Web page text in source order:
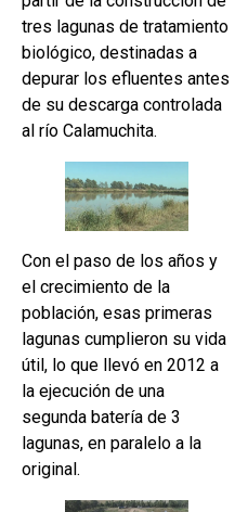
tres lagunas de tratamiento
biológico, destinadas a
depurar los efluentes antes
de su descarga controlada
al río Calamuchita.
Con el paso de los años y
el crecimiento de la
población, esas primeras
lagunas cumplieron su vida
útil, lo que llevó en 2012 a
la ejecución de una
segunda batería de 3
lagunas, en paralelo a la
original.